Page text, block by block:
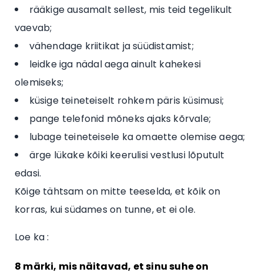
rääkige ausamalt sellest, mis teid tegelikult
vaevab;
vähendage kriitikat ja süüdistamist;
leidke iga nädal aega ainult kahekesi
olemiseks;
küsige teineteiselt rohkem päris küsimusi;
pange telefonid mõneks ajaks kõrvale;
lubage teineteisele ka omaette olemise aega;
ärge lükake kõiki keerulisi vestlusi lõputult
edasi.
Kõige tähtsam on mitte teeselda, et kõik on
korras, kui südames on tunne, et ei ole.
Loe ka :
8 märki, mis näitavad, et sinu suhe on